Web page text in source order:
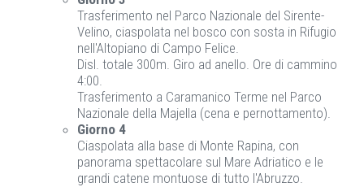
Trasferimento nel Parco Nazionale del Sirente-
Velino, ciaspolata nel bosco con sosta in Rifugio
nell'Altopiano di Campo Felice.
Disl. totale 300m. Giro ad anello. Ore di cammino
4:00.
Trasferimento a Caramanico Terme nel Parco
Nazionale della Majella (cena e pernottamento).
Giorno 4
Ciaspolata alla base di Monte Rapina, con
panorama spettacolare sul Mare Adriatico e le
grandi catene montuose di tutto l'Abruzzo.